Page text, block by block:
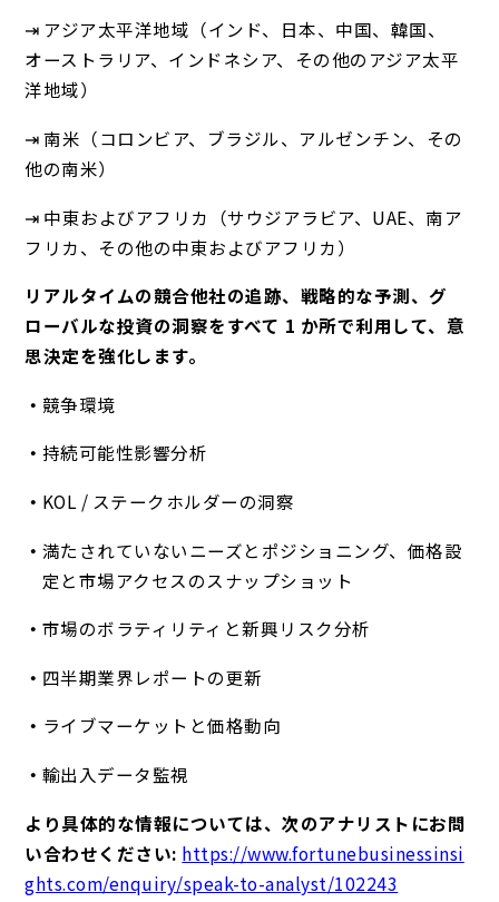
⇥ アジア太平洋地域（インド、日本、中国、韓国、
オーストラリア、インドネシア、その他のアジア太平
洋地域）
⇥ 南米（コロンビア、ブラジル、アルゼンチン、その
他の南米）
⇥ 中東およびアフリカ（サウジアラビア、UAE、南ア
フリカ、その他の中東およびアフリカ）
リアルタイムの競合他社の追跡、戦略的な予測、グ
ローバルな投資の洞察をすべて 1 か所で利用して、意
思決定を強化します。
競争環境
持続可能性影響分析
KOL / ステークホルダーの洞察
満たされていないニーズとポジショニング、価格設
定と市場アクセスのスナップショット
市場のボラティリティと新興リスク分析
四半期業界レポートの更新
ライブマーケットと価格動向
輸出入データ監視
より具体的な情報については、次のアナリストにお問
い合わせください: https://www.fortunebusinessinsi
ghts.com/enquiry/speak-to-analyst/102243